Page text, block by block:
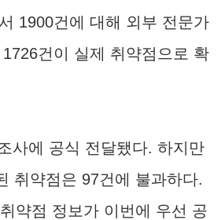
1900건에 대해 외부 전문가
건이 실제 취약점으로 확
사에 공식 전달됐다. 하지만
취약점은 97건에 불과하다.
약점 정보가 이번에 우선 공